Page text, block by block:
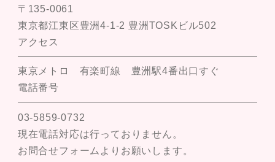
〒135-0061
東京都江東区豊洲4-1-2 豊洲TOSKビル502
アクセス
東京メトロ 有楽町線 豊洲駅4番出口すぐ
電話番号
03-5859-0732
現在電話対応は行っておりません。
お問合せフォームよりお願いします。